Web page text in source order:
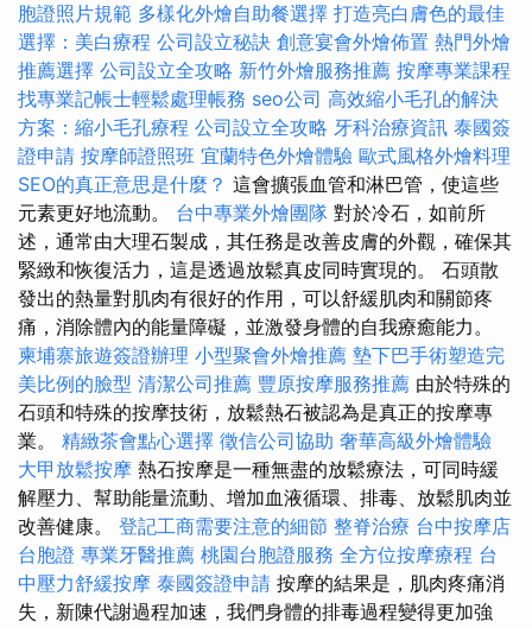
胞證照片規範 多樣化外燴自助餐選擇 打造亮白膚色的最佳
選擇：美白療程 公司設立秘訣 創意宴會外燴佈置 熱門外燴
推薦選擇 公司設立全攻略 新竹外燴服務推薦 按摩專業課程
找專業記帳士輕鬆處理帳務 seo公司 高效縮小毛孔的解決
方案：縮小毛孔療程 公司設立全攻略 牙科治療資訊 泰國簽
證申請 按摩師證照班 宜蘭特色外燴體驗 歐式風格外燴料理
SEO的真正意思是什麼？ 這會擴張血管和淋巴管，使這些
元素更好地流動。 台中專業外燴團隊 對於冷石，如前所
述，通常由大理石製成，其任務是改善皮膚的外觀，確保其
緊緻和恢復活力，這是透過放鬆真皮同時實現的。 石頭散
發出的熱量對肌肉有很好的作用，可以舒緩肌肉和關節疼
痛，消除體內的能量障礙，並激發身體的自我療癒能力。
柬埔寨旅遊簽證辦理 小型聚會外燴推薦 墊下巴手術塑造完
美比例的臉型 清潔公司推薦 豐原按摩服務推薦 由於特殊的
石頭和特殊的按摩技術，放鬆熱石被認為是真正的按摩專
業。 精緻茶會點心選擇 徵信公司協助 奢華高級外燴體驗
大甲放鬆按摩 熱石按摩是一種無盡的放鬆療法，可同時緩
解壓力、幫助能量流動、增加血液循環、排毒、放鬆肌肉並
改善健康。 登記工商需要注意的細節 整脊治療 台中按摩店
台胞證 專業牙醫推薦 桃園台胞證服務 全方位按摩療程 台
中壓力舒緩按摩 泰國簽證申請 按摩的結果是，肌肉疼痛消
失，新陳代謝過程加速，我們身體的排毒過程變得更加強